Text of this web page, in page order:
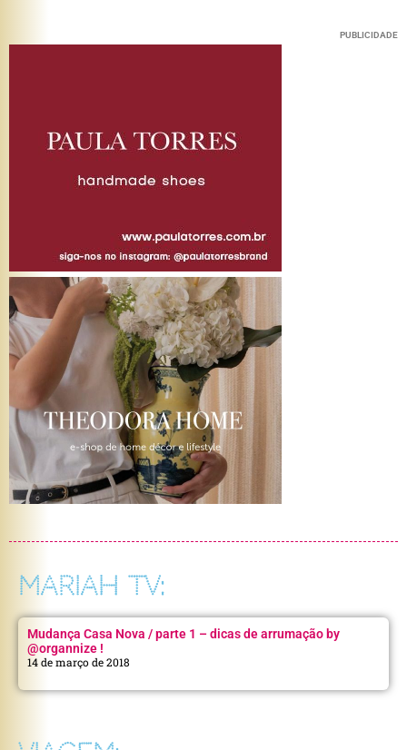
PUBLICIDADE
MARIAH TV:
Mudança Casa Nova / parte 1 – dicas de arrumação by
@organnize !
14 de março de 2018